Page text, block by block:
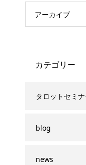
アーカイブ
カテゴリー
タロットセミ
blog
news